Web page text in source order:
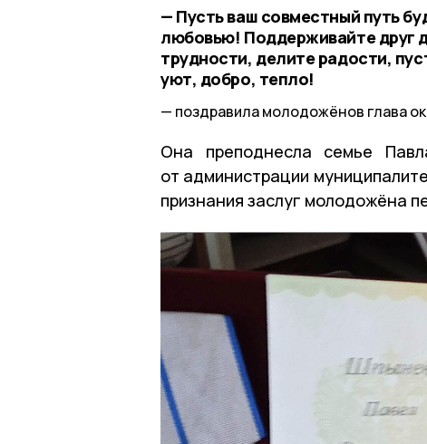
— Пусть ваш совместный путь
любовью! Поддерживайте друг
трудности, делите радости,
уют, добро, тепло!
поздравила молодожёнов глава
Она преподнесла семье
от администрации
признания заслуг молодожёна